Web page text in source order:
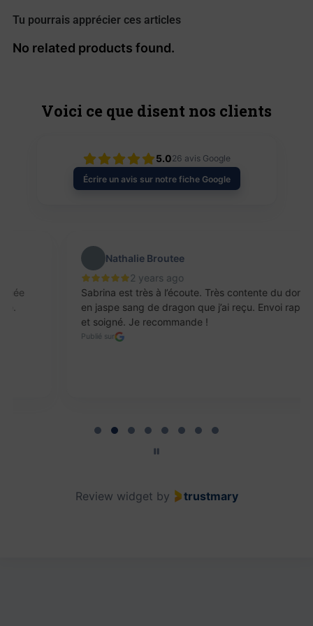
Tu pourrais apprécier ces articles
No related products found.
Voici ce que disent nos clients
5.026 avis Google
Écrire un avis sur notre fiche Google
Nathalie Broutee
2 years ago
Sabrina est très à l’écoute. Très contente du donut
en jaspe sang de dragon que j’ai reçu. Envoi rapide
et soigné. Je recommande !
Review widget by trustmary